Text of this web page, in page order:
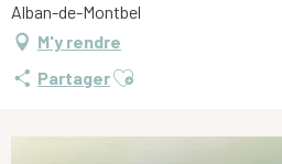
Alban-de-Montbel
M'y rendre
PartagerAjouter aux favoris